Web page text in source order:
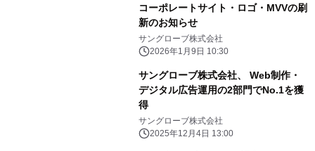
コーポレートサイト・ロゴ・MVVの刷
新のお知らせ
サングローブ株式会社
2026年1月9日 10:30
サングローブ株式会社、 Web制作・
デジタル広告運用の2部門でNo.1を獲
得
サングローブ株式会社
2025年12月4日 13:00